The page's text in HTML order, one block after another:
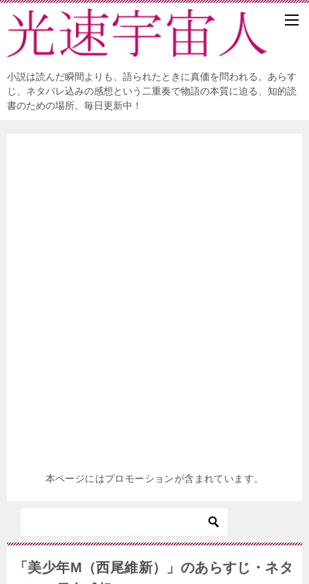
小説は読んだ瞬間よりも、語られたときに真価を問われる。あらす
じ、ネタバレ込みの感想という二重奏で物語の本質に迫る、知的読
書のための場所。毎日更新中！
本ページにはプロモーションが含まれています。
「美少年M（西尾維新）」のあらすじ・ネタ